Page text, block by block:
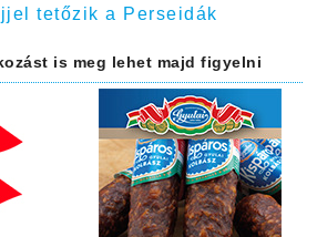
tetőzik a Perseidák
is meg lehet majd figyelni